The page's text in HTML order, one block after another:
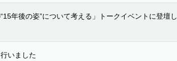
年後の姿”について考える」トークイベントに登壇し
いました